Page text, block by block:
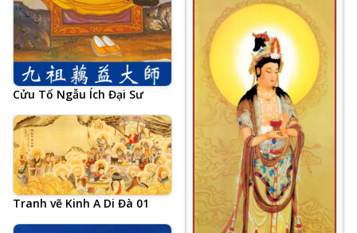
Cửu Tổ Ngẫu Ích Đại Sư
Tranh vẽ Kinh A Di Đà 01